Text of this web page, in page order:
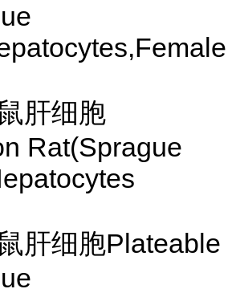
肝细胞
Rat(Sprague
肝细胞Plateable